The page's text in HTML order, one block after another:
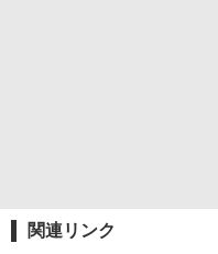
関連リンク